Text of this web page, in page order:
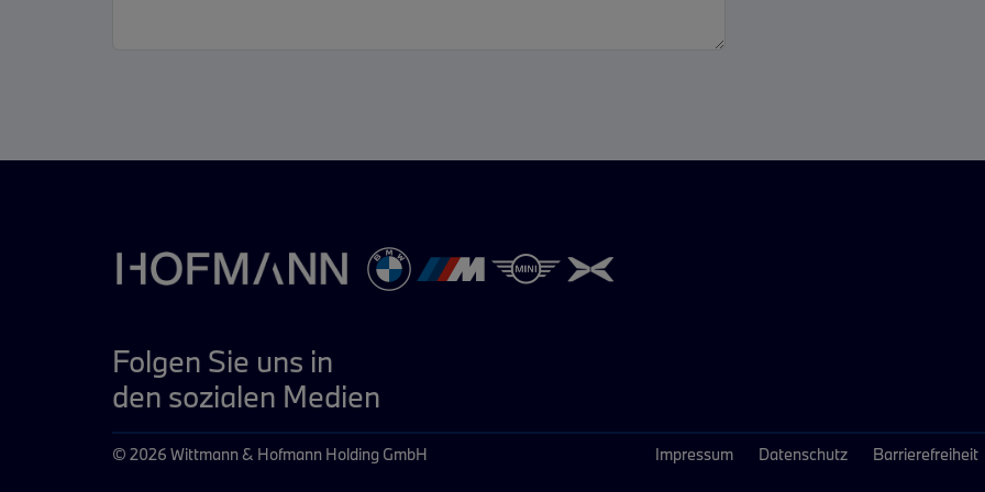
Folgen Sie uns in
den sozialen Medien
Impressum Datenschutz Barrierefreiheit
© 2026 Wittmann & Hofmann Holding GmbH